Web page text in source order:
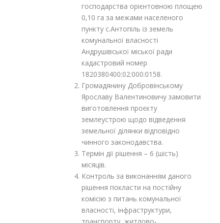
господарства орієнтовною площею
0,10 га за межами населеного
пункту с.Антопіль із земель
комунальної власності
Андрушівської міської ради
кадастровий номер
1820380400:02:000:0158.
Громадянину Добровінському
Ярославу Валентиновичу замовити
виготовлення проєкту
землеустрою щодо відведення
земельної ділянки відповідно
чинного законодавства.
Термін дії рішення – 6 (шість)
місяців.
Контроль за виконанням даного
рішення покласти на постійну
комісію з питань комунальної
власності, інфраструктури,